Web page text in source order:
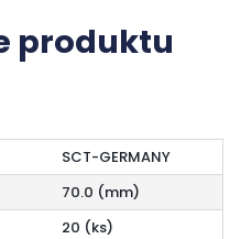
produktu
SCT-GERMANY
70.0 (mm)
20 (ks)